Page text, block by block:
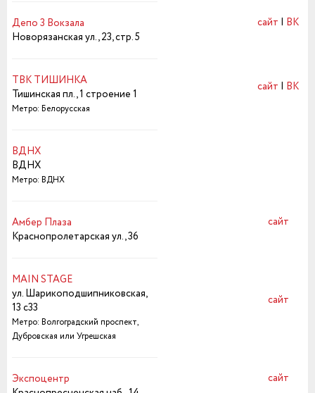
Депо 3 Вокзала
Новорязанская ул., 23, стр. 5
сайт | ВК
ТВК ТИШИНКА
Тишинская пл., 1 строение 1
Метро: Белорусская
сайт | ВК
ВДНХ
ВДНХ
Метро: ВДНХ
Амбер Плаза
Краснопролетарская ул., 36
сайт
MAIN STAGE
ул. Шарикоподшипниковская,
13 с33
Метро: Волгоградский проспект,
Дубровcкая или Угрешская
сайт
Экспоцентр
сайт